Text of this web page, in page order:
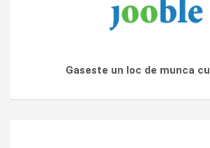
Gaseste un loc de munca cu